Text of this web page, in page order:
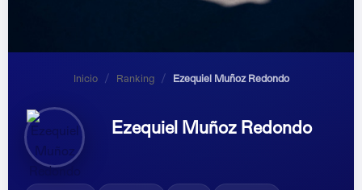
Inicio / Ranking / Ezequiel Muñoz Redondo
Ezequiel Muñoz Redondo